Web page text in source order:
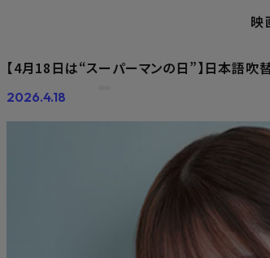
映
ホ
【4月18日は“スーパーマンの日”】日本語吹
2026.4.18